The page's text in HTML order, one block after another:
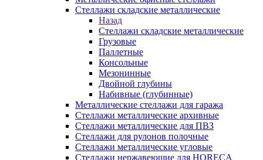
Стеллажи складские металлические
Назад
Стеллажи складские металлические
Грузовые
Паллетные
Консольные
Мезонинные
Двойной глубины
Набивные (глубинные)
Металлические стеллажи для гаража
Стеллажи металлические архивные
Стеллажи металлические для ПВЗ
Стеллажи для рулонов полочные
Стеллажи металлические угловые
Стеллажи нержавеющие для HORECA